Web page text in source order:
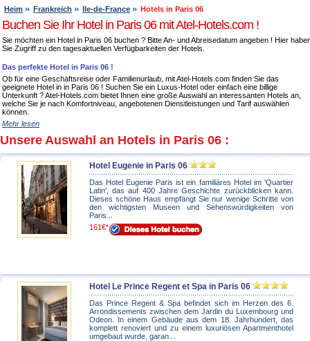
Heim Frankreich Ile-de-France Hotels in Paris 06
Buchen Sie Ihr Hotel in Paris 06 mit Atel-Hotels.com !
Sie möchten ein Hotel in Paris 06 buchen ? Bitte An- und Abreisedatum angeben ! Hier
Sie Zugriff zu den tagesaktuellen Verfügbarkeiten der Hotels.
Das perfekte Hotel in Paris 06 !
Ob für eine Geschäftsreise oder Familienurlaub, mit Atel-Hotels.com finden Sie das
geeignete Hotel in in Paris 06 ! Suchen Sie ein Luxus-Hotel oder einfach eine billige
Unterkunft ? Atel-Hotels.com bietet Ihnen eine große Auswahl an interessanten Hotels an,
welche Sie je nach Komfortniveau, angebotenen Dienstleistungen und Tarif auswählen
können.
Mehr lesen
Unsere Auswahl an Hotels in Paris 06 :
Hotel Eugenie in Paris 06
Das Hotel Eugenie Paris ist ein familiäres Hotel im 'Quartier
Latin', das auf 400 Jahre Geschichte zurückblicken kann.
Dieses schöne Haus empfängt Sie nur wenige Schritte von
den wichtigsten Museen und Sehenswürdigkeiten von
Paris...
161€*
Hotel Le Prince Regent et Spa in Paris 06
Das Prince Regent & Spa befindet sich im Herzen des 6.
Arrondissements zwischen dem Jardin du Luxembourg und
Odeon. In einem Gebäude aus dem 18. Jahrhundert, das
komplett renoviert und zu einem luxuriösen Apartmenthotel
umgebaut wurde, garan...